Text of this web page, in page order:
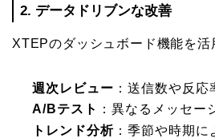
2. データドリブンな改善
XTEPのダッシュボード機能を活
週次レビュー ：送信数や反応
A/Bテスト
：異なるメッセー
トレンド分析 ：季節や時期